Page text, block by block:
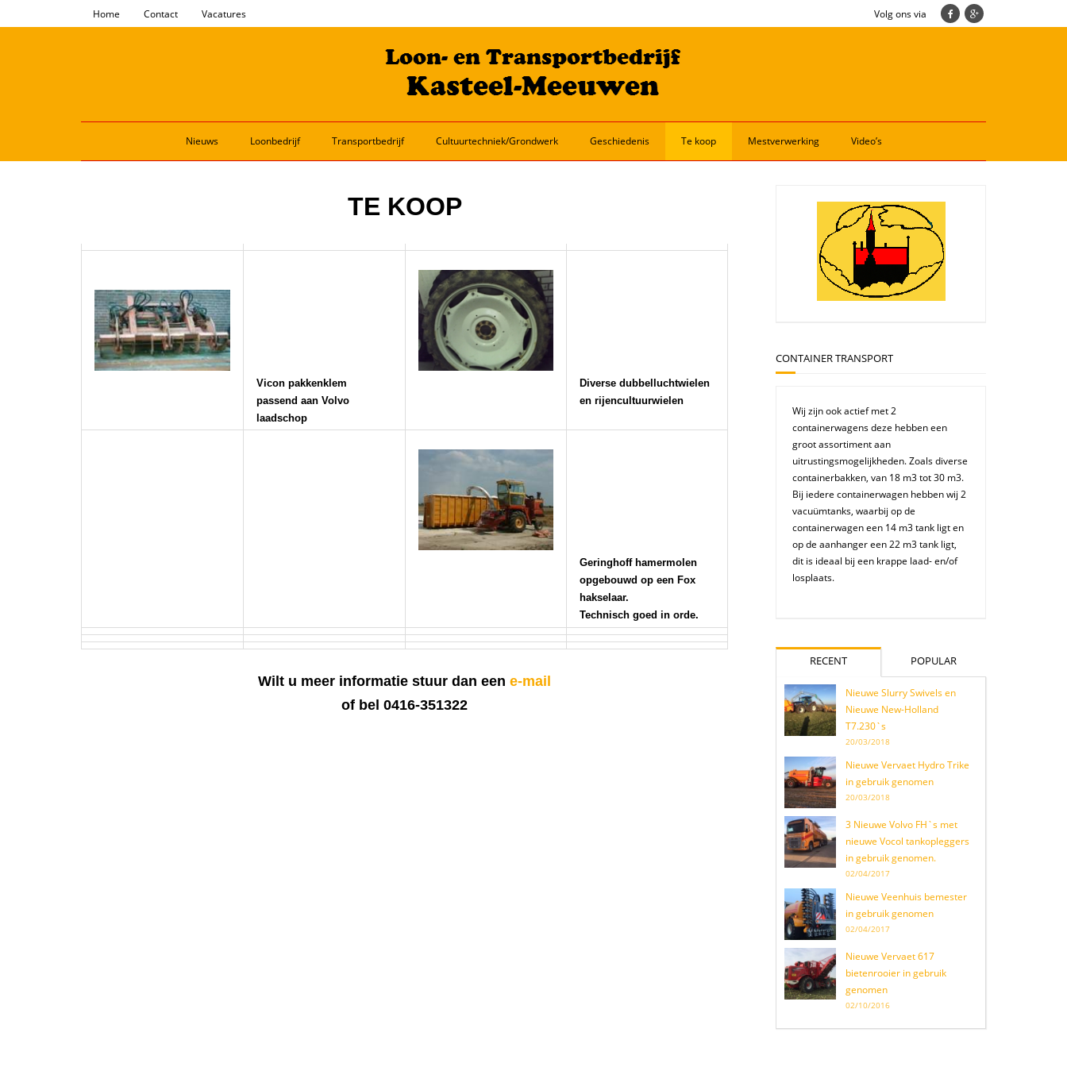
Home Contact Vacatures Volg ons via
Nieuws Loonbedrijf Transportbedrijf Cultuurtechniek/Grondwerk Geschiedenis Te koop Mestverwerking Video’s
TE KOOP
Vicon pakkenklem
passend aan Volvo
laadschop
Diverse dubbelluchtwielen
en rijencultuurwielen
Geringhoff hamermolen
opgebouwd op een Fox
hakselaar.
Technisch goed in orde.
Wilt u meer informatie stuur dan een e-mail
of bel 0416-351322
CONTAINER TRANSPORT
Wij zijn ook actief met 2
containerwagens deze hebben een
groot assortiment aan
uitrustingsmogelijkheden. Zoals diverse
containerbakken, van 18 m3 tot 30 m3.
Bij iedere containerwagen hebben wij 2
vacuümtanks, waarbij op de
containerwagen een 14 m3 tank ligt en
op de aanhanger een 22 m3 tank ligt,
dit is ideaal bij een krappe laad- en/of
losplaats.
RECENT POPULAR
Nieuwe Slurry Swivels en
Nieuwe New-Holland
T7.230`s
20/03/2018
Nieuwe Vervaet Hydro Trike
in gebruik genomen
20/03/2018
3 Nieuwe Volvo FH`s met
nieuwe Vocol tankopleggers
in gebruik genomen.
02/04/2017
Nieuwe Veenhuis bemester
in gebruik genomen
02/04/2017
Nieuwe Vervaet 617
bietenrooier in gebruik
genomen
02/10/2016